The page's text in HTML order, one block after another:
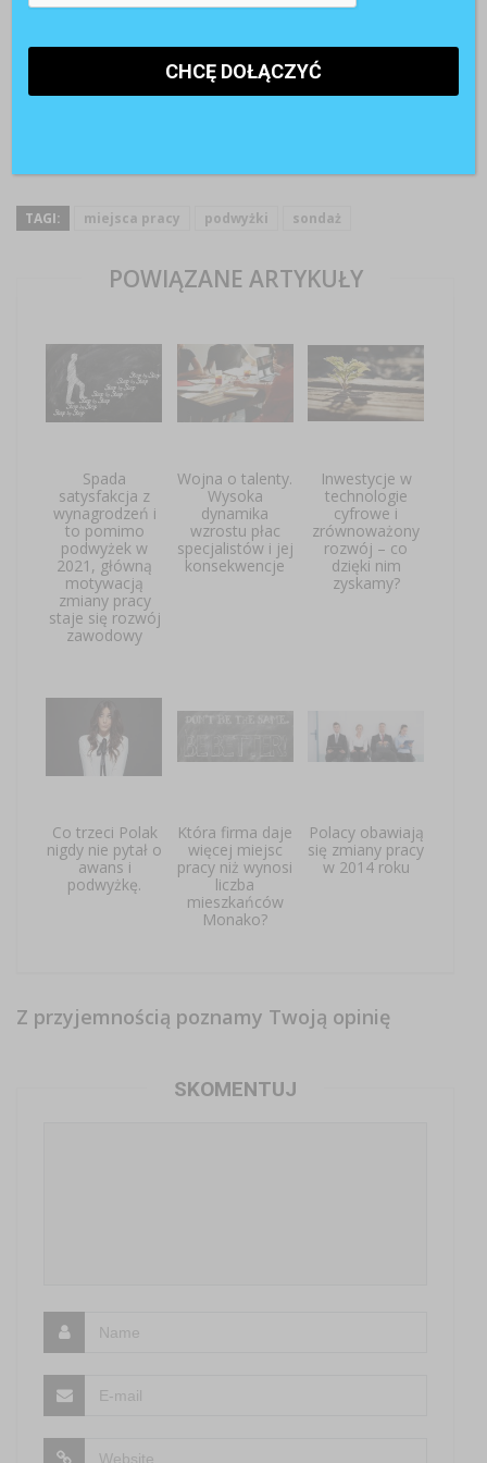
Angsulee/FreeDigitalPhotos.net
TAGI: miejsca pracy podwyżki sondaż
POWIĄZANE ARTYKUŁY
Spada
satysfakcja z
wynagrodzeń i
to pomimo
podwyżek w
2021, główną
motywacją
zmiany pracy
staje się rozwój
zawodowy
Wojna o talenty.
Wysoka
dynamika
wzrostu płac
specjalistów i jej
konsekwencje
Inwestycje w
technologie
cyfrowe i
zrównoważony
rozwój – co
dzięki nim
zyskamy?
Co trzeci Polak
nigdy nie pytał o
awans i
podwyżkę.
Która firma daje
więcej miejsc
pracy niż wynosi
liczba
mieszkańców
Monako?
Polacy obawiają
się zmiany pracy
w 2014 roku
Z przyjemnością poznamy Twoją opinię
SKOMENTUJ